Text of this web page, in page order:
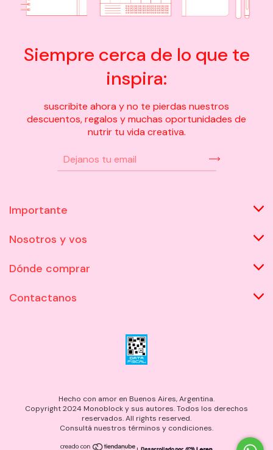
Siempre cerca de lo que te
inspira:
suscribite ahora y no te pierdas nuestros
descuentos, regalos y muchas oportunidades de
nutrir tu vida creativa.
Importante
Nosotros y vos
Dónde comprar
Contactanos
Hecho con amor en Buenos Aires, Argentina.
Copyright 2024 Monoblock y sus autores. Todos los derechos
reservados. All rights reserved.
Consultá nuestros términos y condiciones.